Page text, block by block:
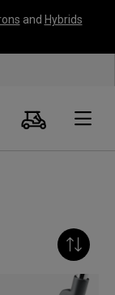
and Hybrids
Panier